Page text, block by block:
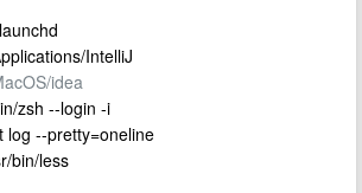
IntelliJ
idea
zsh --login -i
log --pretty=oneline
bin/less